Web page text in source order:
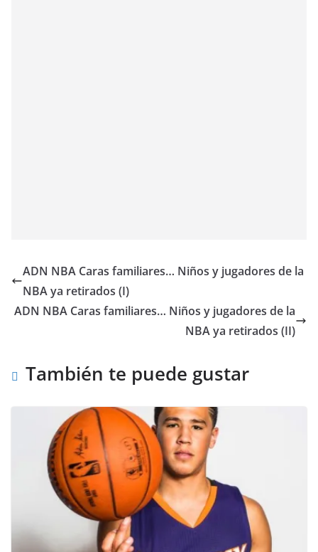
ADN NBA Caras familiares… Niños y jugadores de la
NBA ya retirados (I)
ADN NBA Caras familiares… Niños y jugadores de la
NBA ya retirados (II)
También te puede gustar